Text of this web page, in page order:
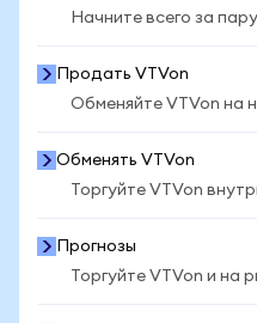
Начните всего за
Продать VTVon
Обменяйте VTVon на
Обменять VTVon
Торгуйте VTVon
Прогнозы
Торгуйте VTVon и на